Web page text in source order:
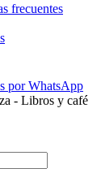
frecuentes
por WhatsApp
- Libros y café